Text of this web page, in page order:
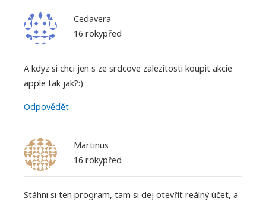
Cedavera
16 rokypřed
A kdyz si chci jen s ze srdcove zalezitosti koupit akcie
apple tak jak?:)
Odpovědět
Martinus
16 rokypřed
Stáhni si ten program, tam si dej otevřít reálný účet, a